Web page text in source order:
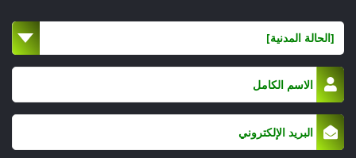
[الحالة المدنية]